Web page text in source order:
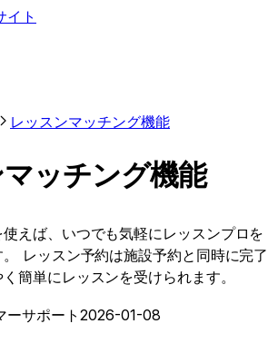
イト
レッスンマッチング機能
ッチング機能
えば、いつでも気軽にレッスンプロを
レッスン予約は施設予約と同時に完了
簡単にレッスンを受けられます。
ーサポート 2026-01-08